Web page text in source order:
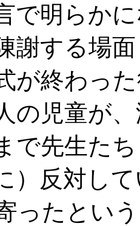
で明らか
謝する場
が終わっ
の児童が
で先生た
）反対し
ったとい